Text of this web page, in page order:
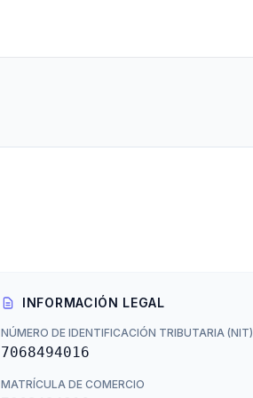
INFORMACIÓN LEGAL
NÚMERO DE IDENTIFICACIÓN TRIBUTARIA (NIT)
7068494016
MATRÍCULA DE COMERCIO